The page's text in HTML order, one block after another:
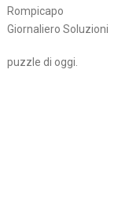
puzzle di oggi.